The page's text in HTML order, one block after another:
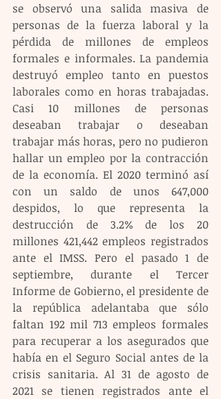
se observó una salida masiva de
personas de la fuerza laboral y la
pérdida de millones de empleos
formales e informales. La pandemia
destruyó empleo tanto en puestos
laborales como en horas trabajadas.
Casi 10 millones de personas
deseaban trabajar o deseaban
trabajar más horas, pero no pudieron
hallar un empleo por la contracción
de la economía. El 2020 terminó así
con un saldo de unos 647,000
despidos, lo que representa la
destrucción de 3.2% de los 20
millones 421,442 empleos registrados
ante el IMSS. Pero el pasado 1 de
septiembre, durante el Tercer
Informe de Gobierno, el presidente de
la república adelantaba que sólo
faltan 192 mil 713 empleos formales
para recuperar a los asegurados que
había en el Seguro Social antes de la
crisis sanitaria. Al 31 de agosto de
2021 se tienen registrados ante el